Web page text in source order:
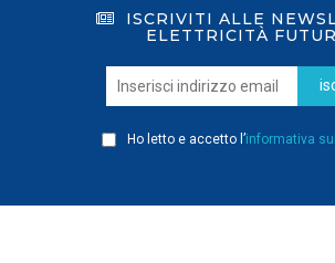
ISCRIVITI ALLE
ELETTRICITÀ
Ho letto e accetto l’informativa